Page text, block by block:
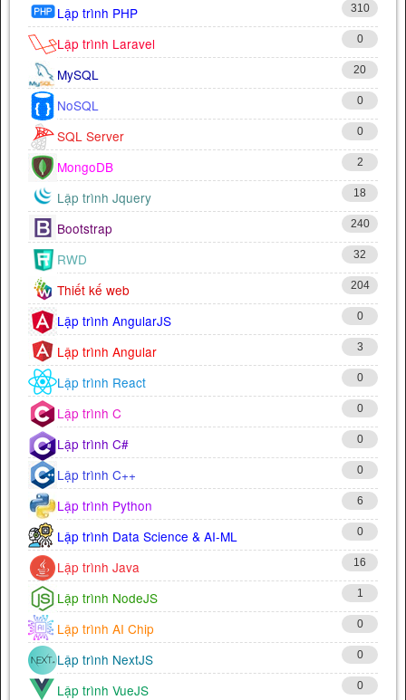
Lập trình PHP 310
Lập trình Laravel 0
MySQL 20
NoSQL 0
SQL Server 0
MongoDB 2
Lập trình Jquery 18
Bootstrap 240
RWD 32
Thiết kế web 204
Lập trình AngularJS 0
Lập trình Angular 3
Lập trình React 0
Lập trình C 0
Lập trình C# 0
Lập trình C++ 0
Lập trình Python 6
Lập trình Data Science & AI-ML 0
Lập trình Java 16
Lập trình NodeJS 1
Lập trình AI Chip 0
Lập trình NextJS 0
Lập trình VueJS 0